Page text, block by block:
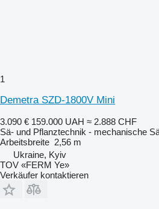
1
Demetra SZD-1800V Mini
3.090 € 159.000 UAH ≈ 2.888 CHF
Sä- und Pflanztechnik - mechanische
Arbeitsbreite 2,56 m
Ukraine, Kyiv
TOV «FERM Ye»
Verkäufer kontaktieren